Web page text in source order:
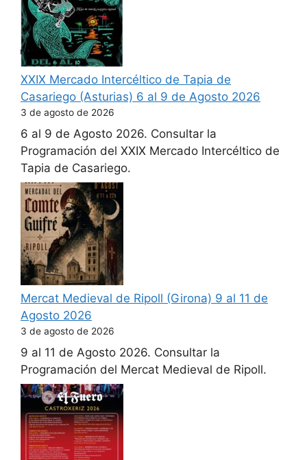
XXIX Mercado Intercéltico de Tapia de
Casariego (Asturias) 6 al 9 de Agosto 2026
3 de agosto de 2026
6 al 9 de Agosto 2026. Consultar la
Programación del XXIX Mercado Intercéltico de
Tapia de Casariego.
Mercat Medieval de Ripoll (Girona) 9 al 11 de
Agosto 2026
3 de agosto de 2026
9 al 11 de Agosto 2026. Consultar la
Programación del Mercat Medieval de Ripoll.